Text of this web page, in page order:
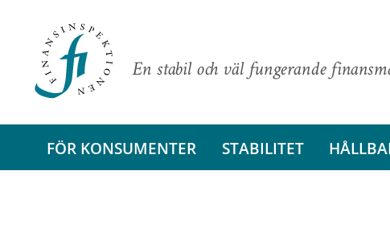
En stabil och väl fungerande
FÖR KONSUMENTER STABILITET